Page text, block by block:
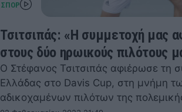
Τσιτσιπάς: «Η συμμετοχή μας
στους δύο ηρωικούς πιλότους
Ο Στέφανος Τσιτσιπάς αφιέρωσε τη
Ελλάδας στο Davis Cup, στη μνήμη
αδικοχαμένων πιλότων της